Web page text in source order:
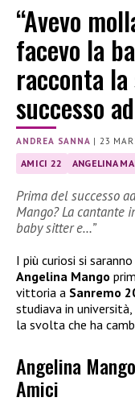
“Avevo
facevo la
racconta
successo
ANDREA SANNA |23
AMICI 22 ANGELINA
Prima del successo
Mango? La cantante
baby sitter e…”
I più curiosi si
Angelina Mango
vittoria a Sanremo
studiava in
la svolta che ha
Angelina
Amici